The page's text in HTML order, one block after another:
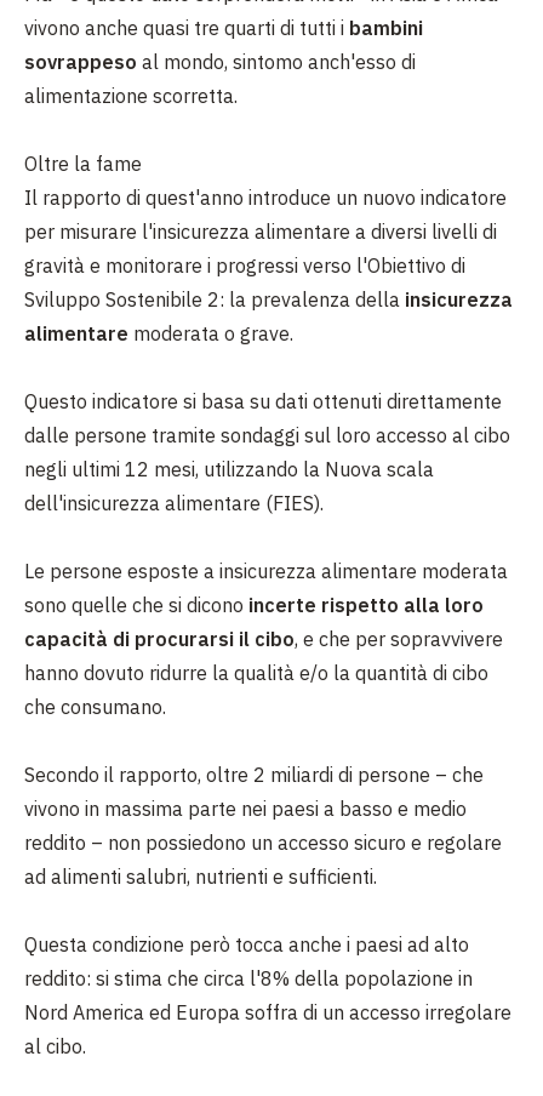
vivono anche quasi tre quarti di tutti i bambini
sovrappeso al mondo, sintomo anch'esso di
alimentazione scorretta.
Oltre la fame
Il rapporto di quest'anno introduce un nuovo indicatore
per misurare l'insicurezza alimentare a diversi livelli di
gravità e monitorare i progressi verso l'Obiettivo di
Sviluppo Sostenibile 2: la prevalenza della insicurezza
alimentare moderata o grave.
Questo indicatore si basa su dati ottenuti direttamente
dalle persone tramite sondaggi sul loro accesso al cibo
negli ultimi 12 mesi, utilizzando la Nuova scala
dell'insicurezza alimentare (FIES).
Le persone esposte a insicurezza alimentare moderata
sono quelle che si dicono incerte rispetto alla loro
capacità di procurarsi il cibo, e che per sopravvivere
hanno dovuto ridurre la qualità e/o la quantità di cibo
che consumano.
Secondo il rapporto, oltre 2 miliardi di persone – che
vivono in massima parte nei paesi a basso e medio
reddito – non possiedono un accesso sicuro e regolare
ad alimenti salubri, nutrienti e sufficienti.
Questa condizione però tocca anche i paesi ad alto
reddito: si stima che circa l'8% della popolazione in
Nord America ed Europa soffra di un accesso irregolare
al cibo.